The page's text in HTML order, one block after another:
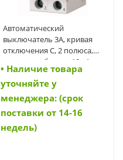
Автоматический
выключатель 3А, кривая
отключения C, 2 полюса,
откл. способность 10 кА
(FAZ-C3/2) (278750)
• Наличие товара
уточняйте у
менеджера: (срок
поставки от 14-16
недель)